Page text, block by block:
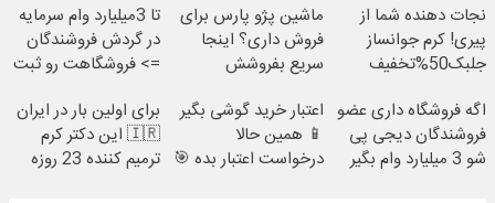
نجات دهنده شما از
پیری! کرم جوانساز
جلبک50%تخفیف
ماشین پژو پارس برای
فروش داری؟ اینجا
سریع بفروشش
تا 3میلیارد وام سرمایه
در گردش فروشندگان
=> فروشگاهت رو ثبت
اگه فروشگاه داری عضو
فروشندگان دیجی پی
شو 3 میلیارد وام بگیر
اعتبار خرید گوشی بگیر
📱 همین حالا
درخواست اعتبار بده 🎯
برای اولین بار در ایران
🇮🇷 این دکتر کرم
ترمیم کننده 23 روزه